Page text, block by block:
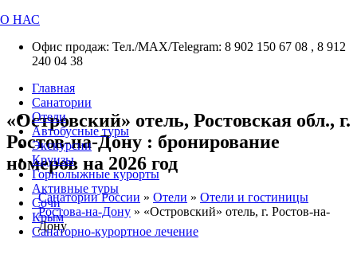
О НАС
Офис продаж: Тел./МАХ/Telegram: 8 902 150 67 08 , 8 912
240 04 38
Главная
Санатории
Отели
Автобусные туры
Экскурсии
Круизы
Горнолыжные курорты
Активные туры
Сочи
Крым
Санаторно-курортное лечение
«Островский» отель, Ростовская обл., г.
Ростов-на-Дону : бронирование
номеров на 2026 год
Санатории России » Отели » Отели и гостиницы
Ростова-на-Дону » «Островский» отель, г. Ростов-на-
Дону